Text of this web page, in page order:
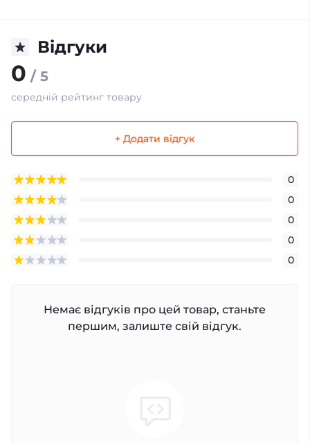
Відгуки
0 / 5
середній рейтинг товару
+ Додати відгук
0
0
0
0
0
Немає відгуків про цей товар, станьте
першим, залиште свій відгук.